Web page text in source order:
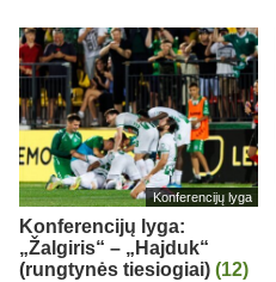
Konferencijų lyga
Konferencijų lyga:
„Žalgiris“ – „Hajduk“
(rungtynės tiesiogiai) (12)